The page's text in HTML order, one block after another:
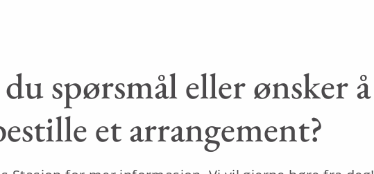
spørsmål eller ønsker å
et arrangement?